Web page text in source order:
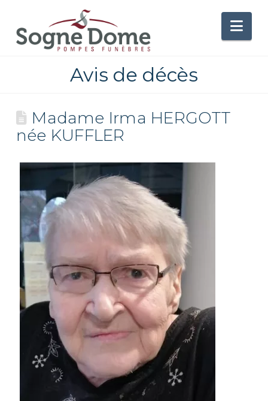
Avis de décès
Madame Irma HERGOTT
née KUFFLER